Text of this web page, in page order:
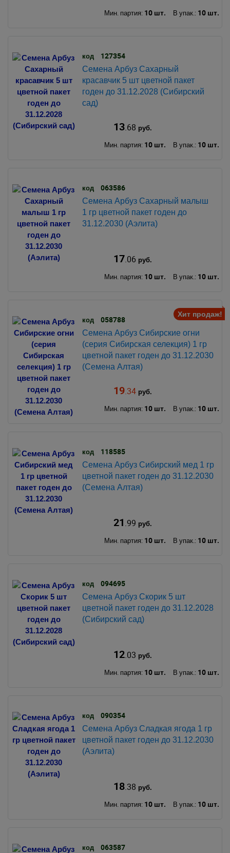
Мин. партия: 10 шт. В упак.: 10 шт.
код 127354
Семена Арбуз Сахарный
красавчик 5 шт цветной пакет
годен до 31.12.2028 (Сибирский
сад)
13.68 руб.
Мин. партия: 10 шт. В упак.: 10 шт.
код 063586
Семена Арбуз Сахарный малыш
1 гр цветной пакет годен до
31.12.2030 (Аэлита)
17.06 руб.
Мин. партия: 10 шт. В упак.: 10 шт.
Хит продаж!
код 058788
Семена Арбуз Сибирские огни
(серия Сибирская селекция) 1 гр
цветной пакет годен до 31.12.2030
(Семена Алтая)
19.34руб.
Мин. партия: 10 шт. В упак.: 10 шт.
код 118585
Семена Арбуз Сибирский мед 1 гр
цветной пакет годен до 31.12.2030
(Семена Алтая)
21.99 руб.
Мин. партия: 10 шт. В упак.: 10 шт.
код 094695
Семена Арбуз Скорик 5 шт
цветной пакет годен до 31.12.2028
(Сибирский сад)
12.03 руб.
Мин. партия: 10 шт. В упак.: 10 шт.
код 090354
Семена Арбуз Сладкая ягода 1 гр
цветной пакет годен до 31.12.2030
(Аэлита)
18.38 руб.
Мин. партия: 10 шт. В упак.: 10 шт.
код 063587